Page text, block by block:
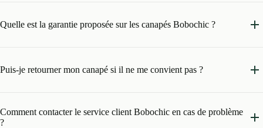
Quelle est la garantie proposée sur les canapés Bobochic ?
Puis-je retourner mon canapé si il ne me convient pas ?
Comment contacter le service client Bobochic en cas de problème
?